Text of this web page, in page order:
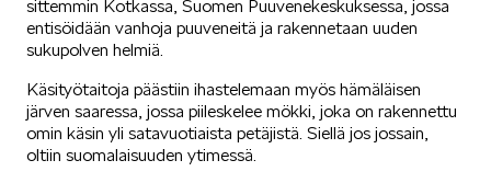
sittemmin Kotkassa, Suomen Puuvenekeskuksessa, jossa
entisöidään vanhoja puuveneitä ja rakennetaan uuden
sukupolven helmiä.
Käsityötaitoja päästiin ihastelemaan myös hämäläisen
järven saaressa, jossa piileskelee mökki, joka on rakennettu
omin käsin yli satavuotiaista petäjistä. Siellä jos jossain,
oltiin suomalaisuuden ytimessä.